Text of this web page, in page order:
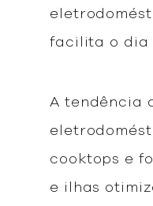
facilita o dia
A tendência
cooktops e
e ilhas